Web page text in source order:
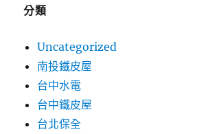
分類
Uncategorized
南投鐵皮屋
台中水電
台中鐵皮屋
台北保全